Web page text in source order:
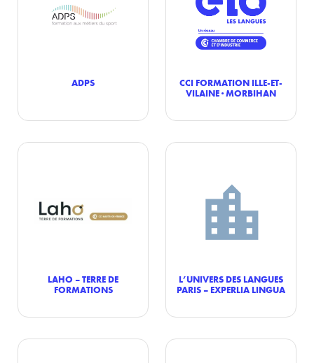
ADPS
CCI FORMATION ILLE-ET-
VILAINE · MORBIHAN
LAHO – TERRE DE
FORMATIONS
L’UNIVERS DES LANGUES
PARIS – EXPERLIA LINGUA